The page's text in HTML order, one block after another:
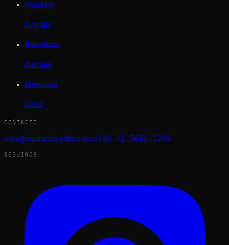
Londres
Europa
Barcelona
Europa
Mendoza
Cuyo
CONTACTO
hola@sunfactoryfilms.com+54 11 3651 1204
SEGUINOS